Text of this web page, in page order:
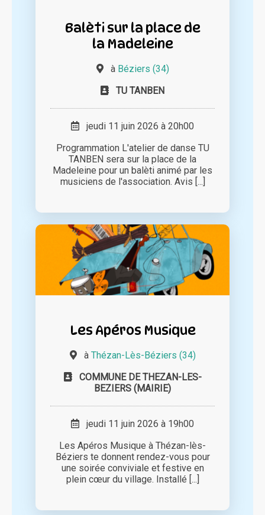
Balèti sur la place de
la Madeleine
à Béziers (34)
TU TANBEN
jeudi 11 juin 2026 à 20h00
Programmation L'atelier de danse TU
TANBEN sera sur la place de la
Madeleine pour un balèti animé par les
musiciens de l'association. Avis [...]
Les Apéros Musique
à Thézan-Lès-Béziers (34)
COMMUNE DE THEZAN-LES-
BEZIERS (MAIRIE)
jeudi 11 juin 2026 à 19h00
Les Apéros Musique à Thézan-lès-
Béziers te donnent rendez-vous pour
une soirée conviviale et festive en
plein cœur du village. Installé [...]